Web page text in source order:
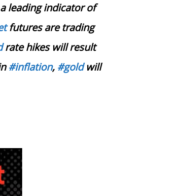
leading indicator of
futures are trading
rate hikes will result
#inflation, #goldwill